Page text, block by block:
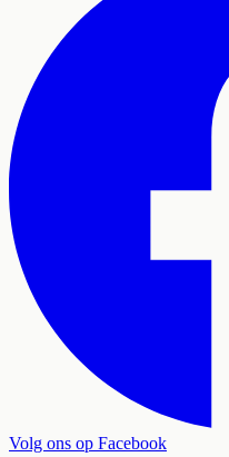
Volg ons op Facebook